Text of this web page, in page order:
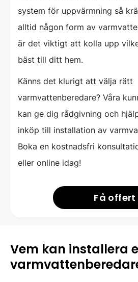
system för uppvärmning så
alltid någon form av
är det viktigt att kolla upp
bäst till ditt hem.
Känns det klurigt att välja rätt
varmvattenberedare? Våra
kan ge dig rådgivning och
inköp till installation av
Boka en kostnadsfri
eller online idag!
Få offert
Vem kan installera